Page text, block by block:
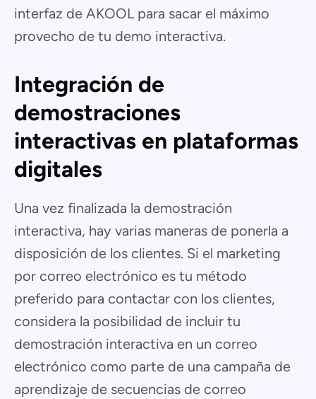
interfaz de AKOOL para sacar el máximo
provecho de tu demo interactiva.
Integración de
demostraciones
interactivas en plataformas
digitales
Una vez finalizada la demostración
interactiva, hay varias maneras de ponerla a
disposición de los clientes. Si el marketing
por correo electrónico es tu método
preferido para contactar con los clientes,
considera la posibilidad de incluir tu
demostración interactiva en un correo
electrónico como parte de una campaña de
aprendizaje de secuencias de correo